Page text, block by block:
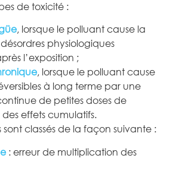
de toxicité :
, lorsque le polluant cause la
physiologiques
l’exposition ;
, lorsque le polluant cause
à long terme par une
de petites doses de
effets cumulatifs.
sont classés de la façon suivante :
: erreur de multiplication des